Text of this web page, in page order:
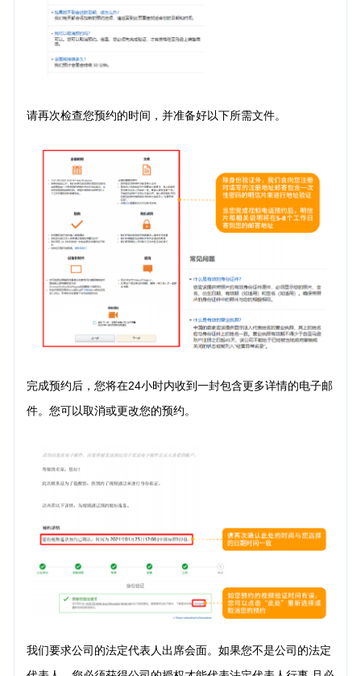
请再次检查您预约的时间，并准备好以下所需文件。
完成预约后，您将在24小时内收到一封包含更多详情的电子邮
件。您可以取消或更改您的预约。
我们要求公司的法定代表人出席会面。如果您不是公司的法定